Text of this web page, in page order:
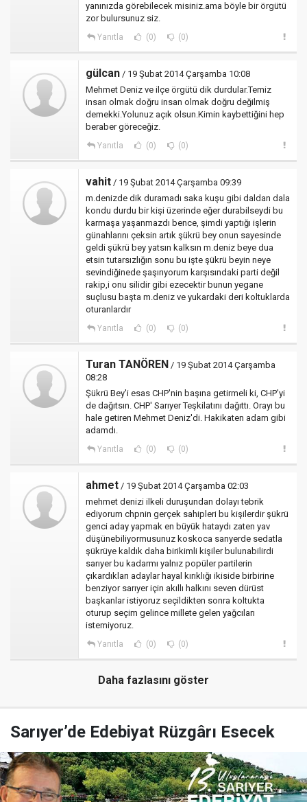
yanınızda görebilecek misiniz.ama böyle bir örgütü
zor bulursunuz siz.
Yanıtla (0) (0)
gülcan / 19 Şubat 2014 Çarşamba 10:08
Mehmet Deniz ve ilçe örgütü dik durdular.Temiz
insan olmak doğru insan olmak doğru değilmiş
demekki.Yolunuz açık olsun.Kimin kaybettiğini hep
beraber göreceğiz.
Yanıtla (0) (0)
vahit / 19 Şubat 2014 Çarşamba 09:39
m.denizde dik duramadı saka kuşu gibi daldan dala
kondu durdu bir kişi üzerinde eğer durabilseydi bu
karmaşa yaşanmazdı bence, şimdi yaptığı işlerin
günahlarını çeksin artık şükrü bey onun sayesinde
geldi şükrü bey yatsın kalksın m.deniz beye dua
etsin tutarsızlığın sonu bu işte şükrü beyin neye
sevindiğinede şaşırıyorum karşısındaki parti değil
rakip,i onu silidir gibi ezecektir bunun yegane
suçlusu başta m.deniz ve yukardaki deri koltuklarda
oturanlardır
Yanıtla (0) (0)
Turan TANÖREN / 19 Şubat 2014 Çarşamba
08:28
Şükrü Bey'i esas CHP'nin başına getirmeli ki, CHP'yi
de dağıtsın. CHP' Sarıyer Teşkilatını dağıttı. Orayı bu
hale getiren Mehmet Deniz'di. Hakikaten adam gibi
adamdı.
Yanıtla (0) (0)
ahmet / 19 Şubat 2014 Çarşamba 02:03
mehmet denizi ilkeli duruşundan dolayı tebrik
ediyorum chpnin gerçek sahipleri bu kişilerdir şükrü
genci aday yapmak en büyük hataydı zaten yav
düşünebiliyormusunuz koskoca sarıyerde sedatla
şükrüye kaldık daha birikimli kişiler bulunabilirdi
sarıyer bu kadarmı yalnız popüler partilerin
çıkardıkları adaylar hayal kırıklığı ikiside birbirine
benziyor sarıyer için akıllı halkını seven dürüst
başkanlar istiyoruz seçildikten sonra koltukta
oturup seçim gelince millete gelen yağcıları
istemiyoruz.
Yanıtla (0) (0)
Daha fazlasını göster
Sarıyer’de Edebiyat Rüzgârı Esecek